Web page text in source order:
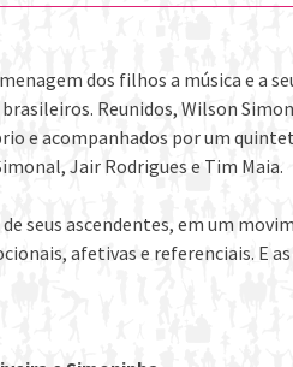
dos filhos a música e a
Reunidos, Wilson
e acompanhados por um
Jair Rodrigues e Tim Maia.
seus ascendentes, em um
afetivas e referenciais. E